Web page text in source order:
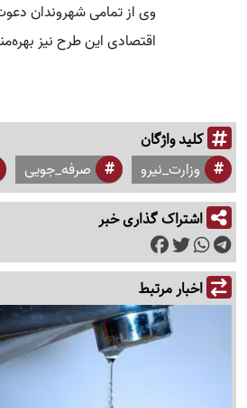
وی از تمامی شهروندان
اقتصادی این طرح نیز
کلید واژگان
وزارت_نیرو صرفه_جویی
اشتراک گذاری خبر
اخبار مرتبط